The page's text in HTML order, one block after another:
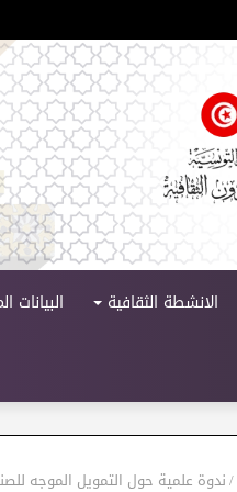
الانشطة الثقافية البيانات
/ندوة علمية حول التمويل الموجه